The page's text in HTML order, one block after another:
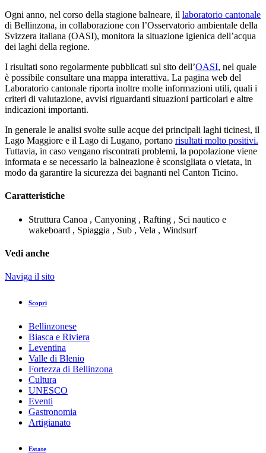
Ogni anno, nel corso della stagione balneare, il laboratorio cantonale
di Bellinzona, in collaborazione con l’Osservatorio ambientale della
Svizzera italiana (OASI), monitora la situazione igienica dell’acqua
dei laghi della regione.
I risultati sono regolarmente pubblicati sul sito dell’OASI, nel quale
è possibile consultare una mappa interattiva. La pagina web del
Laboratorio cantonale riporta inoltre molte informazioni utili, quali i
criteri di valutazione, avvisi riguardanti situazioni particolari e altre
indicazioni importanti.
In generale le analisi svolte sulle acque dei principali laghi ticinesi, il
Lago Maggiore e il Lago di Lugano, portano risultati molto positivi.
Tuttavia, in caso vengano riscontrati problemi, la popolazione viene
informata e se necessario la balneazione è sconsigliata o vietata, in
modo da garantire la sicurezza dei bagnanti nel Canton Ticino.
Caratteristiche
Struttura Canoa , Canyoning , Rafting , Sci nautico e
wakeboard , Spiaggia , Sub , Vela , Windsurf
Vedi anche
Naviga il sito
Scopri
Bellinzonese
Biasca e Riviera
Leventina
Valle di Blenio
Fortezza di Bellinzona
Cultura
UNESCO
Eventi
Gastronomia
Artigianato
Estate